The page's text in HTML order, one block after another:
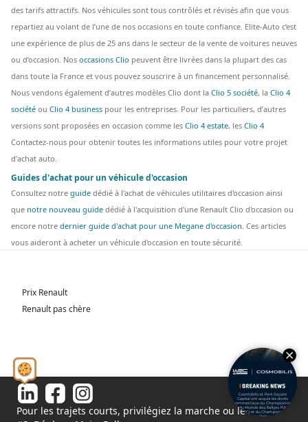
des tarifs attractifs. Nos véhicules sont tous contrôlés et révisés afin que vous
repartiez au volant de l’une de nos occasions en toute confiance. Elite-Auto c’est
une expérience de plus de 25 ans dans le secteur de la vente de voitures neuves
ou d’occasion. Nos occasions Clio peuvent être livrées dans la plupart des cas
dans toute la France et vous pouvez souscrire à un financement personnalisé.
Nous vendons également d’autres modèles Clio dont la Clio 5 société, la Clio 4
société ou Clio 4 business pour les entreprises. Pour les particuliers, d’autres
versions sont proposées en occasion comme les Clio 4 estate, les Clio 4
Contactez-nous pour obtenir toutes les informations utiles pour votre projet
d’achat auto.
Guides d'achat pour un véhicule d'occasion
Consultez notre guide dédié à l'achat de véhicules utilitaires d'occasion ainsi
que notre nouveau guide dédié à l'acquisition d'une Renault Clio d'occasion ou
encore notre dernier guide d'achat pour une Megane d'occasion. Ces articles
vous aideront à acheter un véhicule d'occasion en toute sécurité.
Prix Renault
Renault pas chère
Pour les trajets courts, privilégiez la marche ou le vélo.